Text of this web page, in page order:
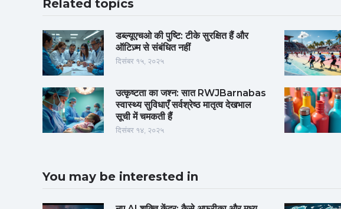
Related topics
डब्ल्यूएचओ की पुष्टि: टीके सुरक्षित हैं और
ऑटिज़्म से संबंधित नहीं
दिसंबर १५, २०२५
उत्कृष्टता का जश्न: सात RWJBarnabas
स्वास्थ्य सुविधाएँ सर्वश्रेष्ठ मातृत्व देखभाल
सूची में चमकती हैं
दिसंबर १४, २०२५
You may be interested in